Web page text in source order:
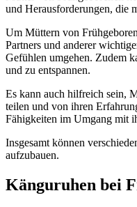
und Herausforderungen, die
Um Müttern von
Partners und anderer
Gefühlen umgehen. Zudem
und zu entspannen.
Es kann auch hilfreich sein,
teilen und von ihren
Fähigkeiten im Umgang mit
Insgesamt können
aufzubauen.
Känguruhen bei